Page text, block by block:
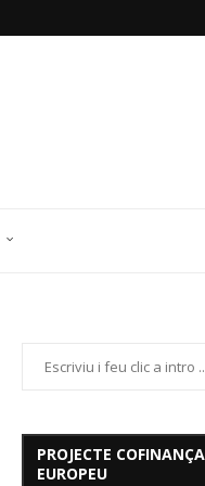
PROJECTE
EUROPEU